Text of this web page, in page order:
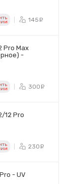
145
Pro Max
-
300
12 Pro
230
- UV